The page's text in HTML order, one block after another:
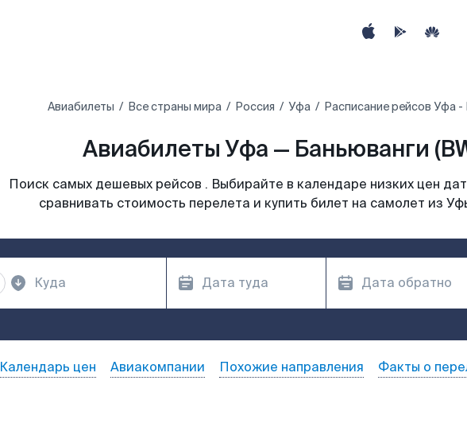
Авиабилеты Все страны мира Россия Уфа Расписание рейсов Уфа -
Авиабилеты Уфа — Баньюванги
Поиск самых дешевых рейсов . Выбирайте в календаре низких цен
сравнивать стоимость перелета и купить билет на самолет из
Календарь цен Авиакомпании Похожие направления Факты о